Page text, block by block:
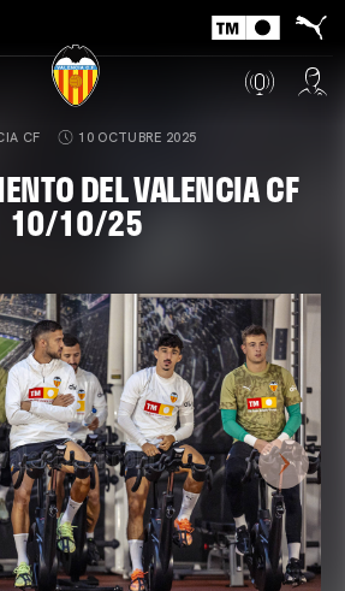
CF 10 OCTUBRE 2025
DEL VALENCIA CF
10/10/25